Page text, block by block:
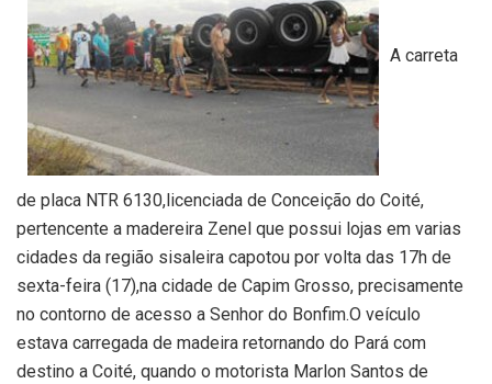
A carreta
de placa NTR 6130,licenciada de Conceição do Coité,
pertencente a madereira Zenel que possui lojas em varias
cidades da região sisaleira capotou por volta das 17h de
sexta-feira (17),na cidade de Capim Grosso, precisamente
no contorno de acesso a Senhor do Bonfim.O veículo
estava carregada de madeira retornando do Pará com
destino a Coité, quando o motorista Marlon Santos de